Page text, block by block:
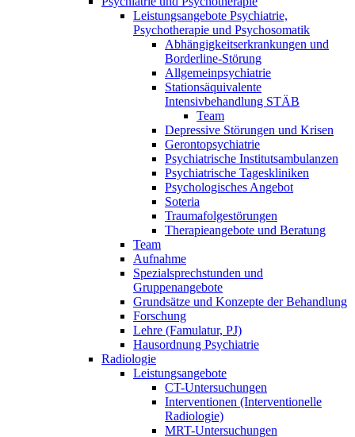
Leistungsangebote Psychiatrie,
Psychotherapie und Psychosomatik
Abhängigkeitserkrankungen und
Borderline-Störung
Allgemeinpsychiatrie
Stationsäquivalente
Intensivbehandlung STÄB
Team
Depressive Störungen und Krisen
Gerontopsychiatrie
Psychiatrische Institutsambulanzen
Psychiatrische Tageskliniken
Psychologisches Angebot
Soteria
Traumafolgestörungen
Therapieangebote und Beratung
Team
Aufnahme
Spezialsprechstunden und
Gruppenangebote
Grundsätze und Konzepte der Behandlung
Forschung
Lehre (Famulatur, PJ)
Hausordnung Psychiatrie
Radiologie
Leistungsangebote
CT-Untersuchungen
Interventionen (Interventionelle
Radiologie)
MRT-Untersuchungen